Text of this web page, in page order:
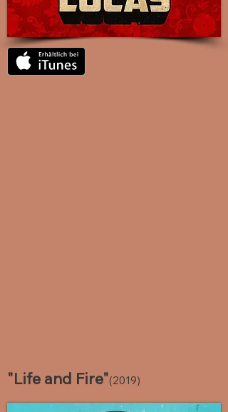
"Life and Fire"(2019)